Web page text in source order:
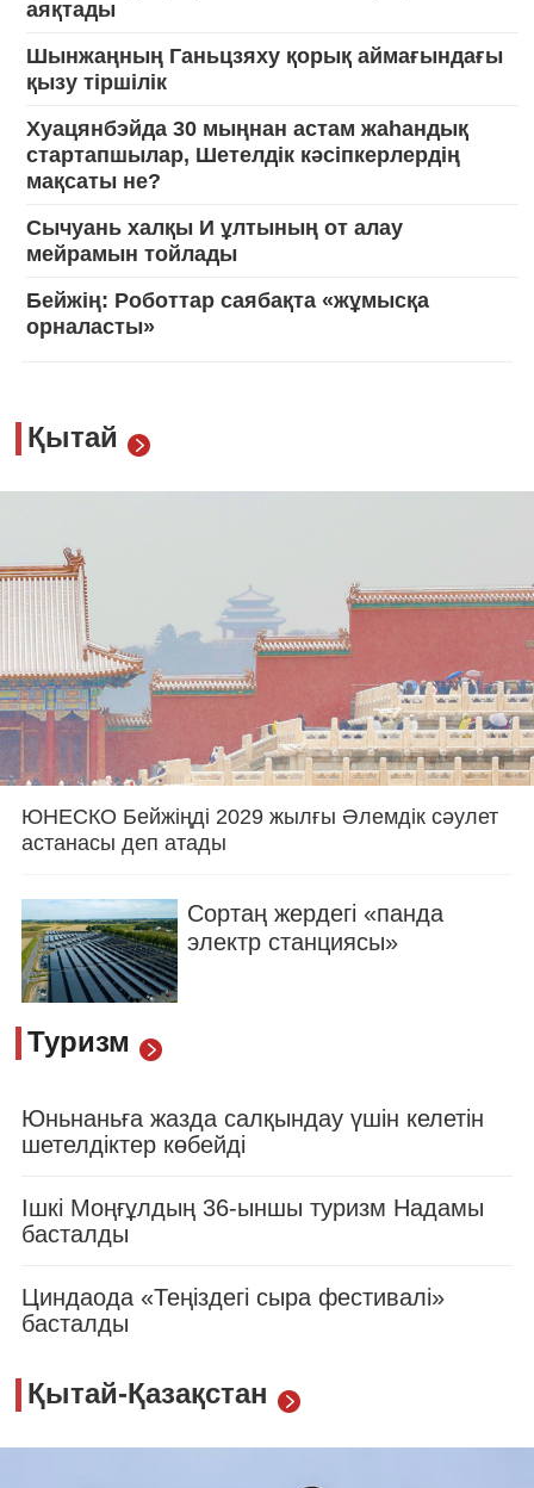
аяқтады
Шынжаңның Ганьцзяху қорық аймағындағы
қызу тіршілік
Хуацянбэйда 30 мыңнан астам жаһандық
стартапшылар, Шетелдік кәсіпкерлердің
мақсаты не?
Сычуань халқы И ұлтының от алау
мейрамын тойлады
Бейжің: Роботтар саябақта «жұмысқа
орналасты»
Қытай
ЮНЕСКО Бейжіңді 2029 жылғы Әлемдік сәулет
астанасы деп атады
Сортаң жердегі «панда
электр станциясы»
Туризм
Юньнаньға жазда салқындау үшін келетін
шетелдіктер көбейді
Ішкі Моңғұлдың 36-ыншы туризм Надамы
басталды
Циндаода «Теңіздегі сыра фестивалі»
басталды
Қытай-Қазақстан